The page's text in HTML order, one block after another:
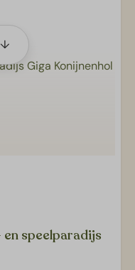
Giga Konijnenhol
↓
speelparadijs